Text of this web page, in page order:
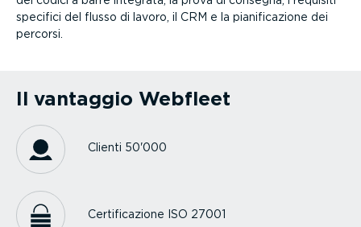
specifici del flusso di lavoro, il CRM e la piani­fi­ca­zione dei
percorsi.
Il vantaggio Webfleet
Clienti 50'000
Certi­fi­ca­zione ISO 27001